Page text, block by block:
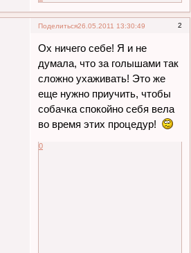
Поделиться 2
26.05.2011 13:30:49
Ох ничего себе! Я и не
думала, что за голышами так
сложно ухаживать! Это же
еще нужно приучить, чтобы
собачка спокойно себя вела
во время этих процедур!
0